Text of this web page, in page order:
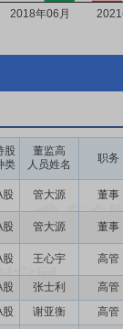
股
类
董监高
人员姓名
职务
股 管大源 董事
股 管大源 董事
股 王心宇 高管
股 张士利 高管
股 谢亚衡 高管